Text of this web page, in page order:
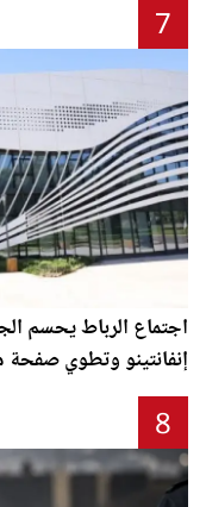
7
اجتماع الرباط يحسم
إنفانتينو وتطوي
8